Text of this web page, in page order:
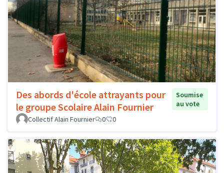
Des abords d'école attrayants pour
le groupe Scolaire Alain Fournier
Soumise
au vote
Collectif Alain Fournier
0 0